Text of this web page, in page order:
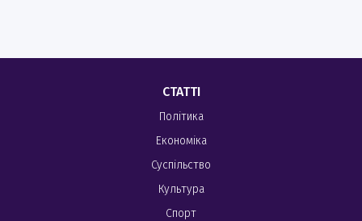
СТАТТІ
Політика
Економіка
Суспільство
Культура
Спорт